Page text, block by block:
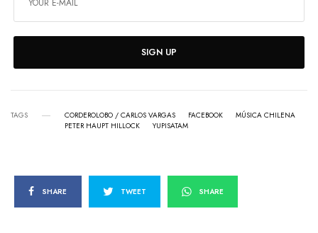
SIGN UP
TAGS CORDEROLOBO / CARLOS VARGAS FACEBOOK
MÚSICA CHILENA
PETER HAUPT HILLOCK
YUPISATAM
SHARE TWEET SHARE